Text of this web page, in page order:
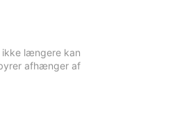
ikke længere kan
afhænger af